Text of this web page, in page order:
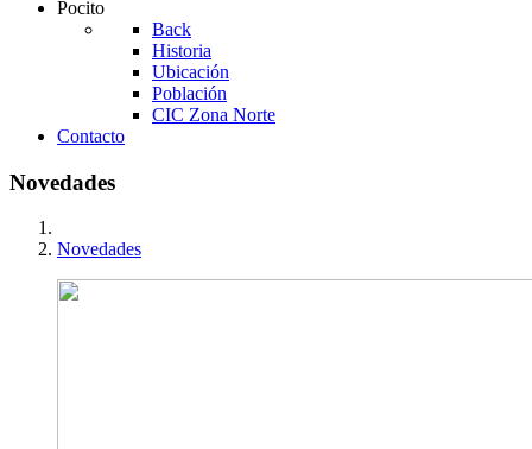
Pocito
Back
Historia
Ubicación
Población
CIC Zona Norte
Contacto
Novedades
Novedades